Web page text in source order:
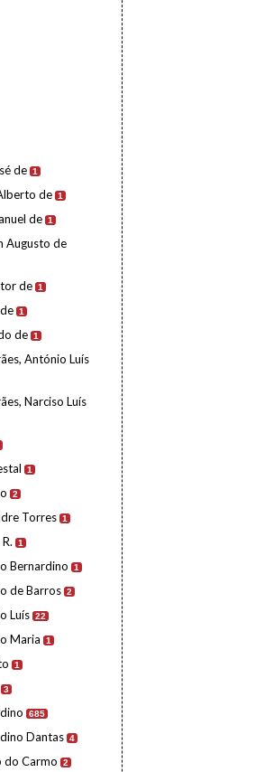
de 1
de 1
de 1
Augusto de
de 1
1
de 1
António Luís
Narciso Luís
1
2
Torres 1
1
Bernardino 1
de Barros 2
Luís 22
Maria 1
1
3
685
Dantas 4
do Carmo 2